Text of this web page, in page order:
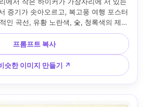
증기가 솟아오르고, 복고풍 여행 포스터
인 곡선, 유황 노란색, 숯, 청록색의 제한
레인, 대담한 제목 블록 영역, 작은 경고
이, 인쇄 가능 레이아웃, 85mm 렌즈, 얕
이, 부드러운 영화 조명 --ar 4:5
프롬프트 복사
슷한 이미지 만들기 ↗